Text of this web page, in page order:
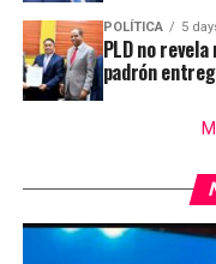
POLÍTICA 5
PLD no
padrón